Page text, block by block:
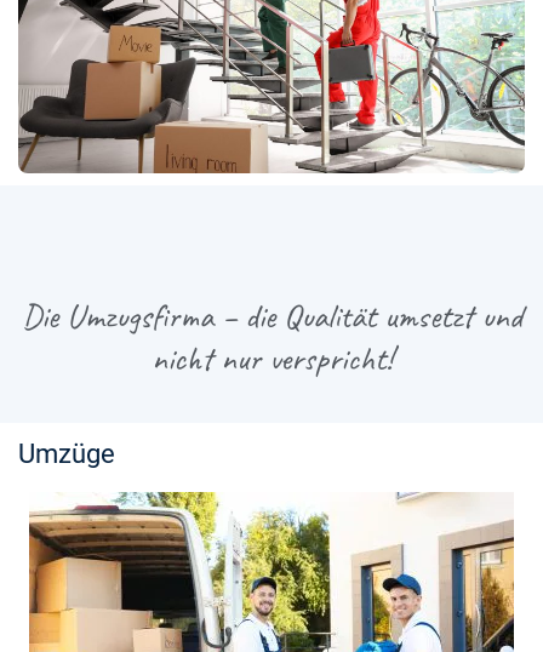
Die Umzugsfirma – die Qualität umsetzt und
nicht nur verspricht!
Umzüge